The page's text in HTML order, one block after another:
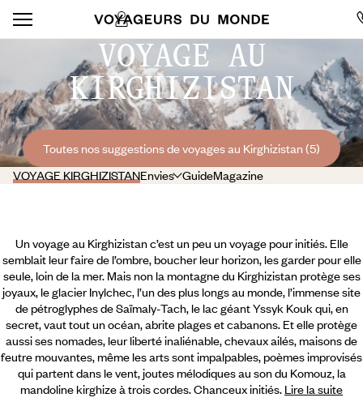
VOYAGE AU
KIRGHIZISTAN
Toutes nos suggestions de voyages au Kirghizistan (5)
VOYAGE KIRGHIZISTANEnvies GuideMagazine
Un voyage au Kirghizistan c’est un peu un voyage pour initiés. Elle
semblait leur faire de l’ombre, boucher leur horizon, les garder pour elle
seule, loin de la mer. Mais non la montagne du Kirghizistan protège ses
joyaux, le glacier Inylchec, l’un des plus longs au monde, l’immense site
de pétroglyphes de Saïmaly-Tach, le lac géant Yssyk Kouk qui, en
secret, vaut tout un océan, abrite plages et cabanons. Et elle protège
aussi ses nomades, leur liberté inaliénable, chevaux ailés, maisons de
feutre mouvantes, même les arts sont impalpables, poèmes improvisés
qui partent dans le vent, joutes mélodiques au son du Komouz,la
mandoline kirghize à trois cordes. Chanceux initiés. Lire la suite